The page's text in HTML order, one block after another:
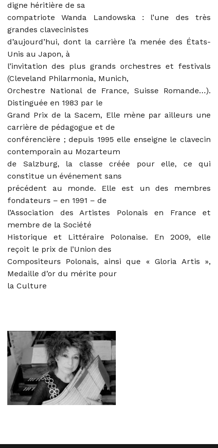
digne héritière de sa
compatriote Wanda Landowska : l’une des très
grandes clavecinistes
d’aujourd’hui, dont la carrière l’a menée des États-
Unis au Japon, à
l’invitation des plus grands orchestres et festivals
(Cleveland Philarmonia, Munich,
Orchestre National de France, Suisse Romande…).
Distinguée en 1983 par le
Grand Prix de la Sacem, Elle mène par ailleurs une
carrière de pédagogue et de
conférencière ; depuis 1995 elle enseigne le clavecin
contemporain au Mozarteum
de Salzburg, la classe créée pour elle, ce qui
constitue un événement sans
précédent au monde. Elle est un des membres
fondateurs – en 1991 – de
l’Association des Artistes Polonais en France et
membre de la Société
Historique et Littéraire Polonaise. En 2009, elle
reçoit le prix de l’Union des
Compositeurs Polonais, ainsi que « Gloria Artis »,
Medaille d’or du mérite pour
la Culture